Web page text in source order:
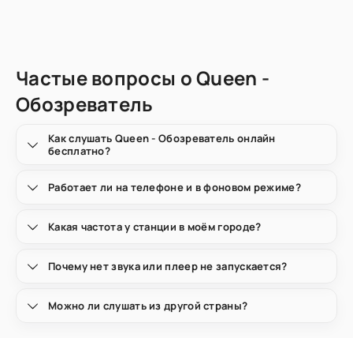
Частые вопросы о Queen -
Обозреватель
Как слушать Queen - Обозреватель онлайн
бесплатно?
Работает ли на телефоне и в фоновом режиме?
Какая частота у станции в моём городе?
Почему нет звука или плеер не запускается?
Можно ли слушать из другой страны?